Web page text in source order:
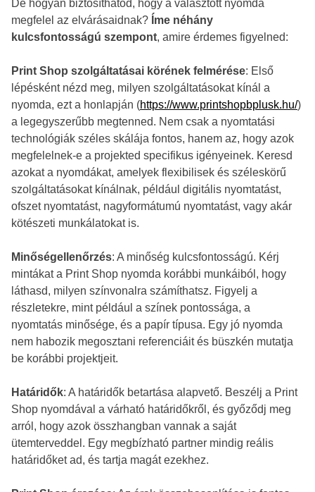
De hogyan biztosíthatod, hogy a választott nyomda
megfelel az elvárásaidnak? Íme néhány
kulcsfontosságú szempont, amire érdemes figyelned:
Print Shop szolgáltatásai körének felmérése: Első
lépésként nézd meg, milyen szolgáltatásokat kínál a
nyomda, ezt a honlapján (https://www.printshopbplusk.hu/)
a legegyszerűbb megtenned. Nem csak a nyomtatási
technológiák széles skálája fontos, hanem az, hogy azok
megfelelnek-e a projekted specifikus igényeinek. Keresd
azokat a nyomdákat, amelyek flexibilisek és széleskörű
szolgáltatásokat kínálnak, például digitális nyomtatást,
ofszet nyomtatást, nagyformátumú nyomtatást, vagy akár
kötészeti munkálatokat is.
Minőségellenőrzés: A minőség kulcsfontosságú. Kérj
mintákat a Print Shop nyomda korábbi munkáiból, hogy
láthasd, milyen színvonalra számíthatsz. Figyelj a
részletekre, mint például a színek pontossága, a
nyomtatás minősége, és a papír típusa. Egy jó nyomda
nem habozik megosztani referenciáit és büszkén mutatja
be korábbi projektjeit.
Határidők: A határidők betartása alapvető. Beszélj a Print
Shop nyomdával a várható határidőkről, és győződj meg
arról, hogy azok összhangban vannak a saját
ütemterveddel. Egy megbízható partner mindig reális
határidőket ad, és tartja magát ezekhez.